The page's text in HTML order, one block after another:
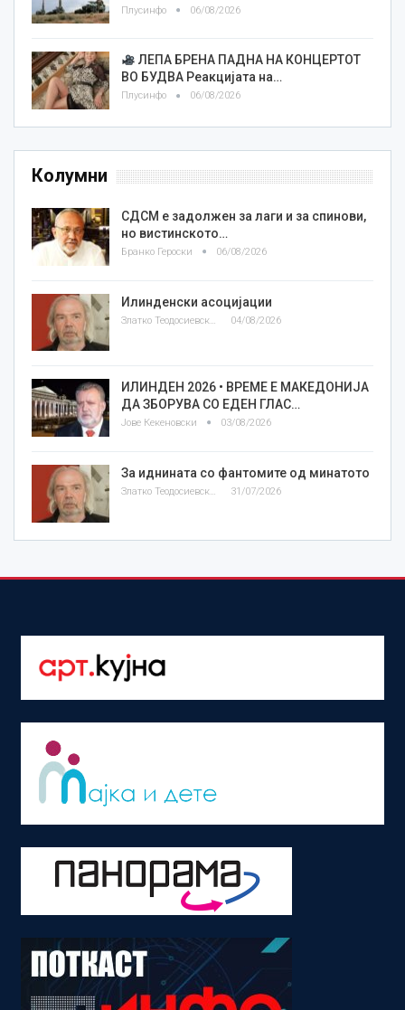
Плусинфо 06/08/2026
ЛЕПА БРЕНА ПАДНА НА КОНЦЕРТОТ
ВО БУДВА Реакцијата на…
Плусинфо 06/08/2026
Колумни
СДСМ е задолжен за лаги и за спинови,
но вистинското…
Бранко Героски 06/08/2026
Илинденски асоцијации
Златко Теодосиевски 04/08/2026
ИЛИНДЕН 2026 • ВРЕМЕ Е МАКЕДОНИЈА
ДА ЗБОРУВА СО ЕДЕН ГЛАС…
Јове Кекеновски 03/08/2026
За иднината со фантомите од минатото
Златко Теодосиевски 31/07/2026